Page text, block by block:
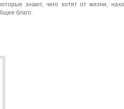
знают, чего хотят от жизни,
благо.